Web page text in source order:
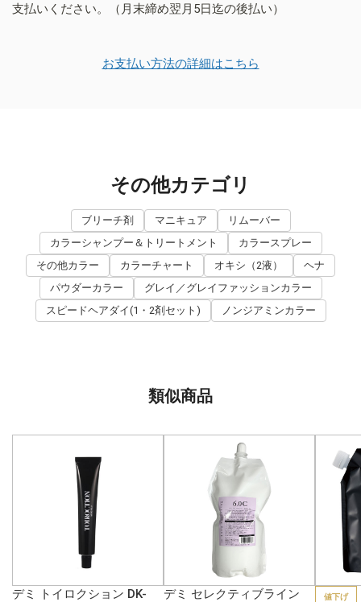
支払いください。（月末締め翌月5日迄の後払い）
お支払い方法の詳細はこちら
その他カテゴリ
ブリーチ剤 マニキュア
リムーバー
カラーシャンプー＆トリートメント
カラースプレー
その他カラー
カラーチャート オキシ（2液）
ヘナ
パウダーカラー
グレイ／グレイファッションカラー
スピードヘアダイ(1・2剤セット)
ノンジアミンカラー
類似商品
デミ トイロクション DK-
デミ セレクティブライン
値下げ